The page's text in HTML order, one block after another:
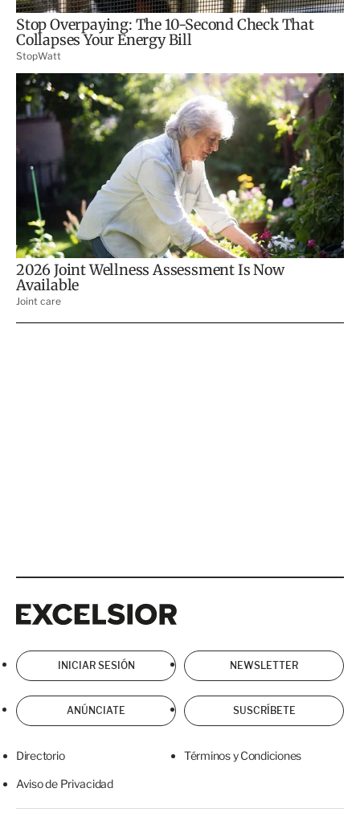
INICIAR SESIÓN NEWSLETTER
ANÚNCIATE SUSCRÍBETE
Directorio Términos y Condiciones
Aviso de Privacidad